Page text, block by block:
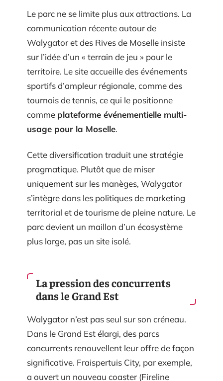
Le parc ne se limite plus aux attractions. La
communication récente autour de
Walygator et des Rives de Moselle insiste
sur l’idée d’un « terrain de jeu » pour le
territoire. Le site accueille des événements
sportifs d’ampleur régionale, comme des
tournois de tennis, ce qui le positionne
comme plateforme événementielle multi-
usage pour la Moselle.
Cette diversification traduit une stratégie
pragmatique. Plutôt que de miser
uniquement sur les manèges, Walygator
s’intègre dans les politiques de marketing
territorial et de tourisme de pleine nature. Le
parc devient un maillon d’un écosystème
plus large, pas un site isolé.
La pression des concurrents
dans le Grand Est
Walygator n’est pas seul sur son créneau.
Dans le Grand Est élargi, des parcs
concurrents renouvellent leur offre de façon
significative. Fraispertuis City, par exemple,
a ouvert un nouveau coaster (Fireline